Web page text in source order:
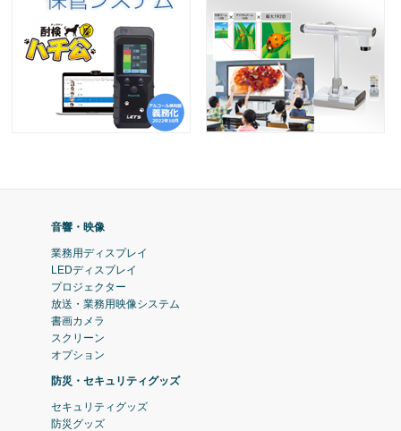
音響・映像
業務用ディスプレイ
LEDディスプレイ
プロジェクター
放送・業務用映像システム
書画カメラ
スクリーン
オプション
防災・セキュリティグッズ
セキュリティグッズ
防災グッズ